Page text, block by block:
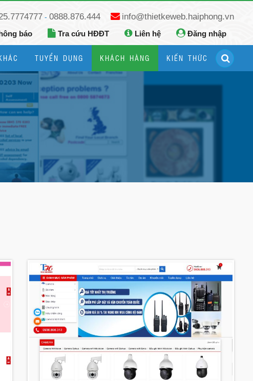
- 0888.876.444 info@thietkeweb.haiphong.vn
báo Tra cứu HĐĐT Liên hệ Đăng nhập
TUYỂN DỤNG KHÁCH HÀNG KIẾN THỨC